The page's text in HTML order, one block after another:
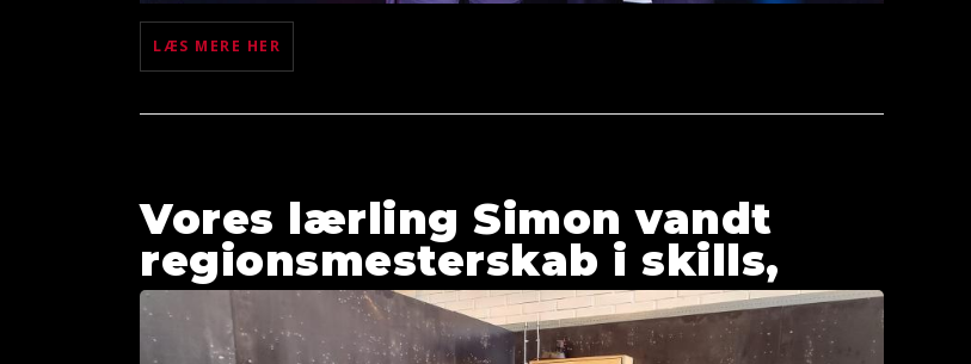
LÆS MERE HER
Vores lærling Simon vandt
regionsmesterskab i skills,